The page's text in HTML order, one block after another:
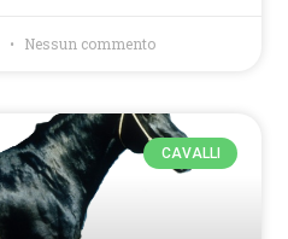
Nessun commento
CAVALLI